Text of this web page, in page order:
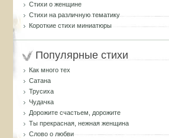
Стихи о женщине
Стихи на различную тематику
Короткие стихи миниатюры
Популярные стихи
Как много тех
Сатана
Трусиха
Чудачка
Дорожите счастьем, дорожите
Ты прекрасная, нежная женщина
Слово о любви